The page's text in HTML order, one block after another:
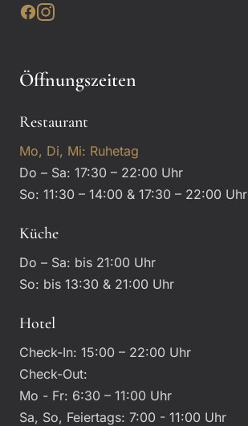
Öffnungszeiten
Restaurant
Mo, Di, Mi: Ruhetag
Do – Sa: 17:30 – 22:00 Uhr
So: 11:30 – 14:00 & 17:30 – 22:00 Uhr
Küche
Do – Sa: bis 21:00 Uhr
So: bis 13:30 & 21:00 Uhr
Hotel
Check-In: 15:00 – 22:00 Uhr
Check-Out:
Mo - Fr: 6:30 – 11:00 Uhr
Sa, So, Feiertags: 7:00 - 11:00 Uhr